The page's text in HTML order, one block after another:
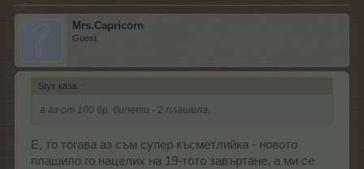
Mrs.Capricorn
Guest
Styx каза: ↑
а аз от 100 бр. билети - 2 плашила.
Е, то тогава аз съм супер късметлийка - новото
плашило го нацелих на 19-тото завъртане, а ми се